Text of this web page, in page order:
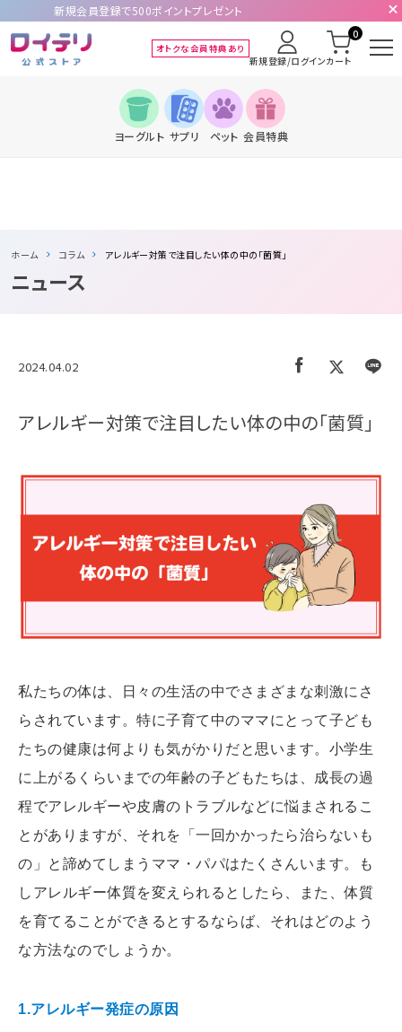
新規会員登録で500ポイントプレゼント
オトクな会員特典あり
新規登録/ログインカート
0
ヨーグルト サプリ ペット 会員特典
ホーム コラム アレルギー対策で注目したい体の中の「菌質」
ニュース
2024.04.02
アレルギー対策で注目したい体の中の「菌質」
私たちの体は、日々の生活の中でさまざまな刺激にさ
らされています。特に子育て中のママにとって子ども
たちの健康は何よりも気がかりだと思います。小学生
に上がるくらいまでの年齢の子どもたちは、成長の過
程でアレルギーや皮膚のトラブルなどに悩まされるこ
とがありますが、それを「一回かかったら治らないも
の」と諦めてしまうママ・パパはたくさんいます。も
しアレルギー体質を変えられるとしたら、また、体質
を育てることができるとするならば、それはどのよう
な方法なのでしょうか。
1.アレルギー発症の原因